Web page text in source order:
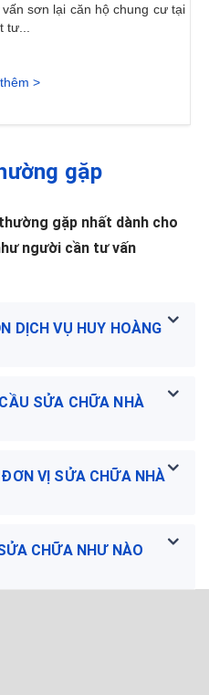
sơn lại căn hộ chung cư tại
>
gặp
gặp nhất dành cho
người cần tư vấn
DỊCH VỤ HUY HOÀNG
SỬA CHỮA NHÀ
VỊ SỬA CHỮA NHÀ
CHỮA NHƯ NÀO